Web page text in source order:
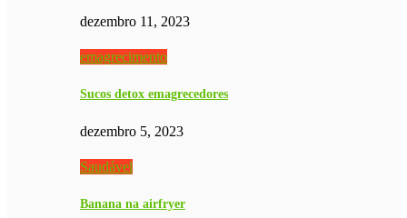
dezembro 11, 2023
emagrecimento
Sucos detox emagrecedores
dezembro 5, 2023
Saudável
Banana na airfryer